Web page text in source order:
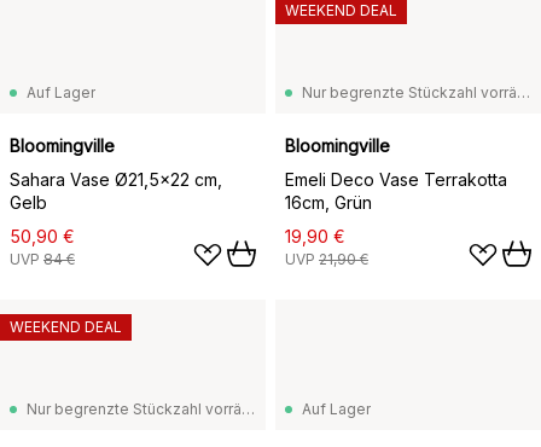
Auf Lager
Bloomingville
Sahara Vase Ø21,5x22 cm,
Gelb
50,90 €
UVP 84 €
Nur begrenzte Stückzahl vorrätig
Bloomingville
Emeli Deco Vase Terrakotta
16cm, Grün
19,90 €
UVP 21,90 €
WEEKEND DEAL
Nur begrenzte Stückzahl vorrätig
WEEKEND DEAL
Auf Lager